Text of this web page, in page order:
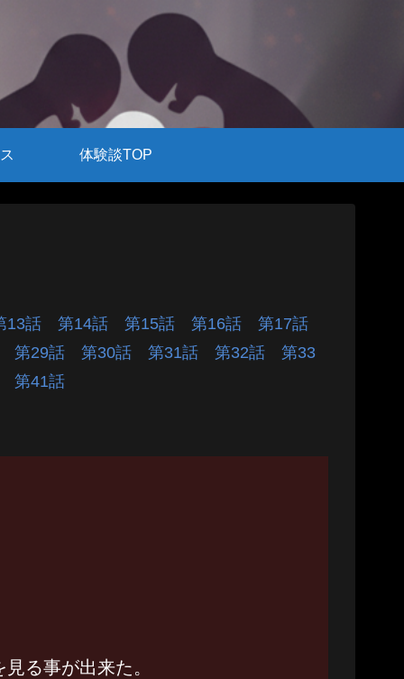
体験談TOP
13話 第14話 第15話 第16話 第17話
第29話 第30話 第31話 第32話 第33
第41話
る事が出来た。